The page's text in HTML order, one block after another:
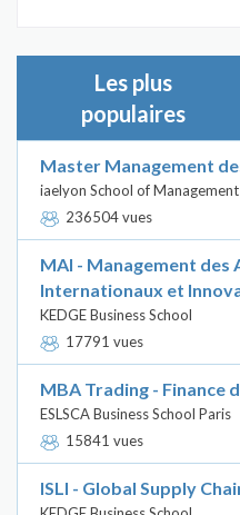
Les plus
populaires
Master Management
iaelyon School of Management
236504 vues
MAI - Management des
Internationaux et
KEDGE Business School
17791 vues
MBA Trading - Finance
ESLSCA Business School Paris
15841 vues
ISLI - Global Supply